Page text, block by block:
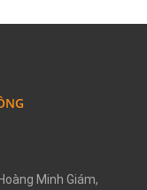
Minh Giám,